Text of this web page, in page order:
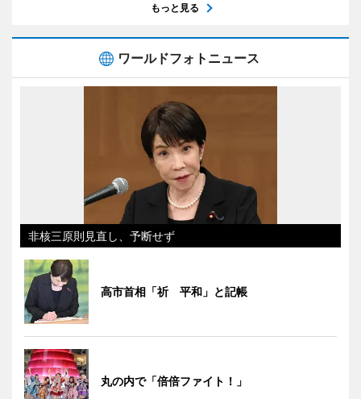
もっと見る
ワールドフォトニュース
非核三原則見直し、予断せず
高市首相「祈 平和」と記帳
丸の内で「倍倍ファイト！」